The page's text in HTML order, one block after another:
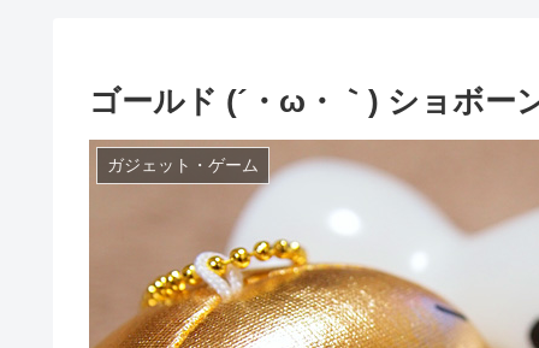
ゴールド (´・ω・｀) ショボー
ガジェット・ゲーム